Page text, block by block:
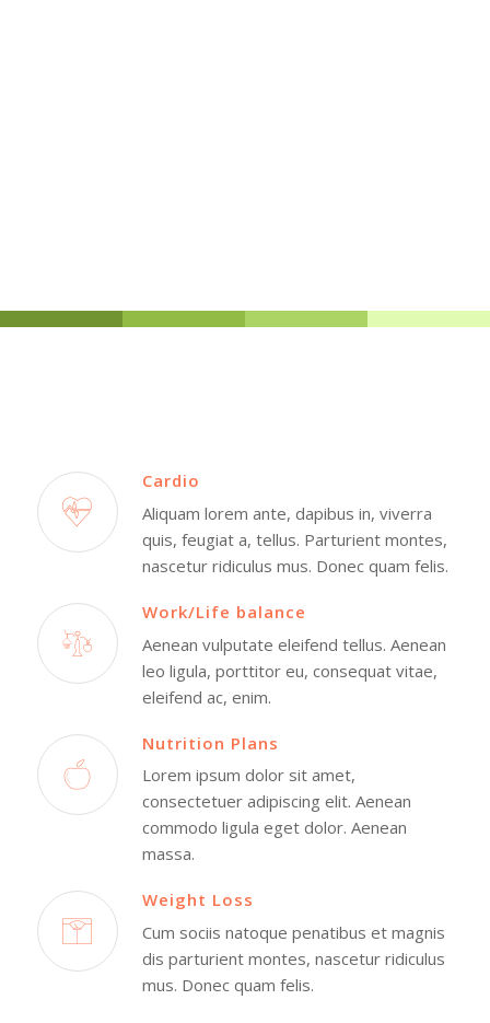
Cardio
Aliquam lorem ante, dapibus in, viverra
quis, feugiat a, tellus. Parturient montes,
nascetur ridiculus mus. Donec quam felis.
Work/Life balance
Aenean vulputate eleifend tellus. Aenean
leo ligula, porttitor eu, consequat vitae,
eleifend ac, enim.
Nutrition Plans
Lorem ipsum dolor sit amet,
consectetuer adipiscing elit. Aenean
commodo ligula eget dolor. Aenean
massa.
Weight Loss
Cum sociis natoque penatibus et magnis
dis parturient montes, nascetur ridiculus
mus. Donec quam felis.